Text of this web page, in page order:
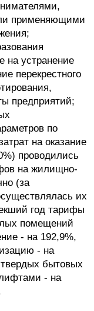
применяющими
на устранение
перекрестного
предприятий;
по
на оказание
проводились
на жилищно-
(за
их
год тарифы
помещений
- на 192,9%,
- на
бытовых
- на